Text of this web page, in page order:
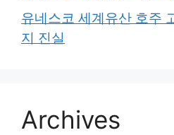
유네스코 세계유산 호주
지 진실
Archives